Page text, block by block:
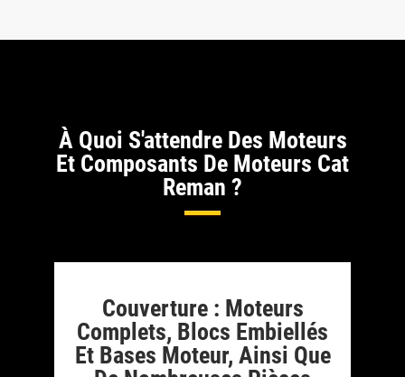
À Quoi S'attendre Des Moteurs
Et Composants De Moteurs Cat
Reman ?
Couverture : Moteurs
Complets, Blocs Embiellés
Et Bases Moteur, Ainsi Que